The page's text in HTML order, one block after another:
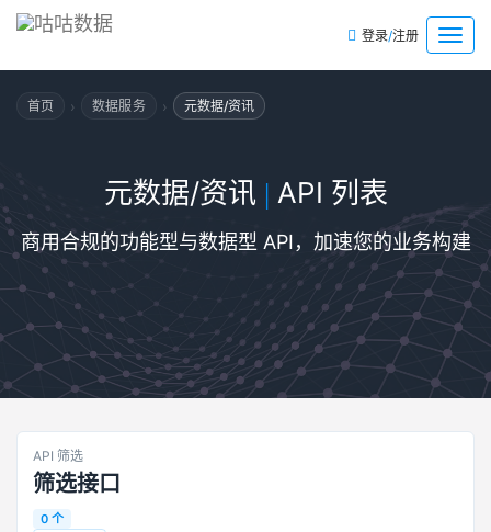
菜
单
登录/注册
首页 › 数据服务 › 元数据/资讯
元数据/资讯 | API 列表
商用合规的功能型与数据型 API，加速您的业务构建
API 筛选
筛选接口
0 个